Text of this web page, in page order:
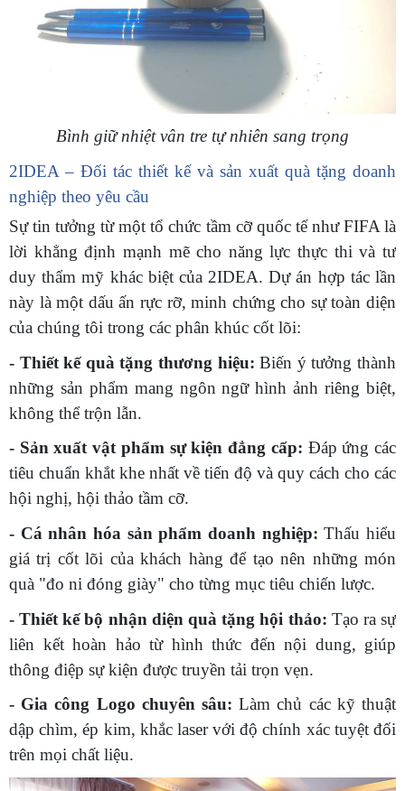
Bình giữ nhiệt vân tre tự nhiên sang trọng
2IDEA – Đối tác thiết kế và sản xuất quà tặng doanh
nghiệp theo yêu cầu
Sự tin tưởng từ một tổ chức tầm cỡ quốc tế như FIFA là
lời khẳng định mạnh mẽ cho năng lực thực thi và tư
duy thẩm mỹ khác biệt của 2IDEA. Dự án hợp tác lần
này là một dấu ấn rực rỡ, minh chứng cho sự toàn diện
của chúng tôi trong các phân khúc cốt lõi:
- Thiết kế quà tặng thương hiệu: Biến ý tưởng thành
những sản phẩm mang ngôn ngữ hình ảnh riêng biệt,
không thể trộn lẫn.
- Sản xuất vật phẩm sự kiện đẳng cấp: Đáp ứng các
tiêu chuẩn khắt khe nhất về tiến độ và quy cách cho các
hội nghị, hội thảo tầm cỡ.
- Cá nhân hóa sản phẩm doanh nghiệp: Thấu hiểu
giá trị cốt lõi của khách hàng để tạo nên những món
quà "đo ni đóng giày" cho từng mục tiêu chiến lược.
- Thiết kế bộ nhận diện quà tặng hội thảo: Tạo ra sự
liên kết hoàn hảo từ hình thức đến nội dung, giúp
thông điệp sự kiện được truyền tải trọn vẹn.
- Gia công Logo chuyên sâu: Làm chủ các kỹ thuật
dập chìm, ép kim, khắc laser với độ chính xác tuyệt đối
trên mọi chất liệu.